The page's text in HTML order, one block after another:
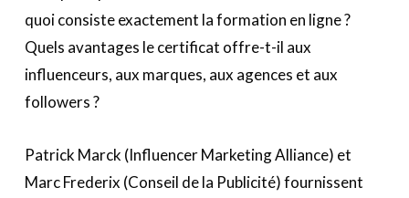
quoi consiste exactement la formation en ligne ?
Quels avantages le certificat offre-t-il aux
influenceurs, aux marques, aux agences et aux
followers ?
Patrick Marck (Influencer Marketing Alliance) et
Marc Frederix (Conseil de la Publicité) fournissent